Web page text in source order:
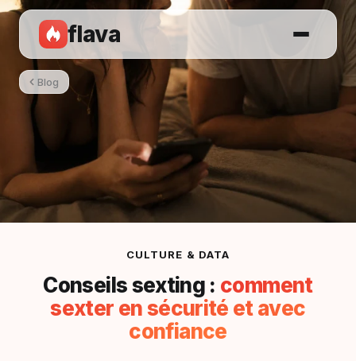
Blog
flava
CULTURE & DATA
Conseils sexting : comment
sexter en sécurité et avec
confiance